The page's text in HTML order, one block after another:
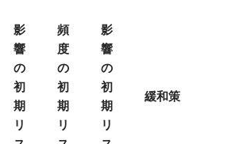
影
響
の
初
期
リ
頻
度
の
初
期
リ
影
響
の
初
期
リ
緩和策